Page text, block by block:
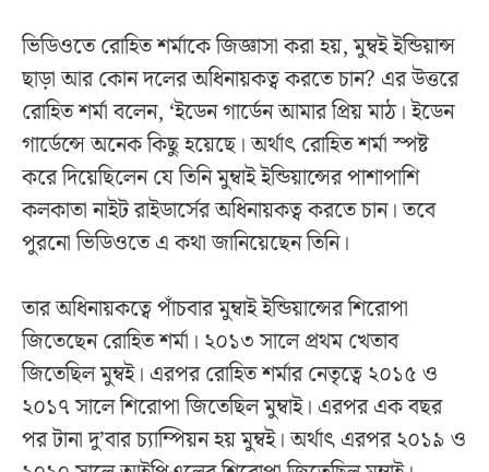
ভিডিওতে রোহিত শর্মাকে জিজ্ঞাসা করা হয়, মুম্বই ইন্ডিয়ান্স
ছাড়া আর কোন দলের অধিনায়কত্ব করতে চান? এর উত্তরে
রোহিত শর্মা বলেন, ‘ইডেন গার্ডেন আমার প্রিয় মাঠ। ইডেন
গার্ডেন্সে অনেক কিছু হয়েছে। অর্থাৎ রোহিত শর্মা স্পষ্ট
করে দিয়েছিলেন যে তিনি মুম্বাই ইন্ডিয়ান্সের পাশাপাশি
কলকাতা নাইট রাইডার্সের অধিনায়কত্ব করতে চান। তবে
পুরনো ভিডিওতে এ কথা জানিয়েছেন তিনি।
তার অধিনায়কত্বে পাঁচবার মুম্বাই ইন্ডিয়ান্সের শিরোপা
জিতেছেন রোহিত শর্মা। ২০১৩ সালে প্রথম খেতাব
জিতেছিল মুম্বই। এরপর রোহিত শর্মার নেতৃত্বে ২০১৫ ও
২০১৭ সালে শিরোপা জিতেছিল মুম্বাই। এরপর এক বছর
পর টানা দু’বার চ্যাম্পিয়ন হয় মুম্বই। অর্থাৎ এরপর ২০১৯ ও